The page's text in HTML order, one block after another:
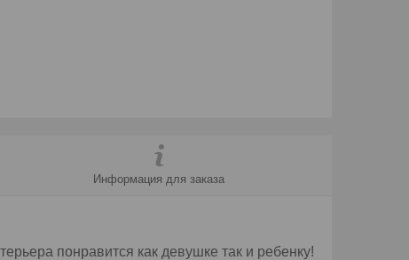
Информация для заказа
понравится как девушке так и ребенку!